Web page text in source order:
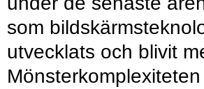
som
utvecklats och blivit